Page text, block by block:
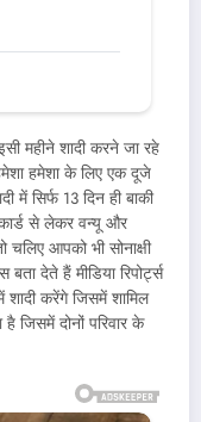
महीने शादी करने जा रहे
हमेशा के लिए एक दूजे
में सिर्फ 13 दिन ही बाकी
कार्ड से लेकर वन्यू और
आपको भी सोनाक्षी
देते हैं मीडिया रिपोर्ट्स
शादी करेंगे जिसमें शामिल
जिसमें दोनों परिवार के